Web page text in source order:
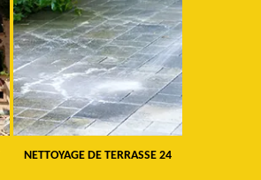
NETTOYAGE DE TERRASSE 24